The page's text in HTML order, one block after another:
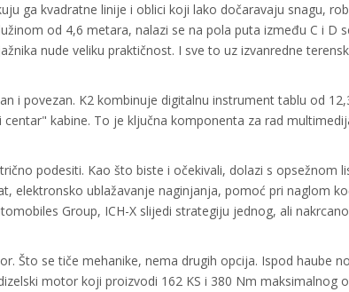
ga kvadratne linije i oblici koji lako dočaravaju snagu,
od 4,6 metara, nalazi se na pola puta između C i D
nude veliku praktičnost. I sve to uz izvanredne
i povezan. K2 kombinuje digitalnu instrument tablu od
kabine. To je ključna komponenta za rad
podesiti. Kao što biste i očekivali, dolazi s opsežnom
elektronsko ublažavanje naginjanja, pomoć pri naglom
Group, ICH-X slijedi strategiju jednog, ali
Što se tiče mehanike, nema drugih opcija. Ispod haube
motor koji proizvodi 162 KS i 380 Nm maksimalnog